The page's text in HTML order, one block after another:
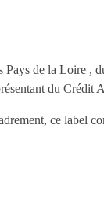
de la Loire ,
du Crédit
ce label